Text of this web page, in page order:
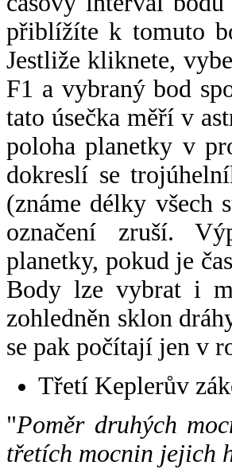
přiblížíte k tomuto
Jestliže kliknete,
F1 a vybraný bod
tato úsečka měří v
poloha planetky v
dokreslí se
(známe délky všech
označení zruší.
planetky, pokud je
Body lze vybrat i
zohledněn sklon
se pak počítají jen v
Třetí Keplerův
"Poměr druhých
třetích mocnin jejich